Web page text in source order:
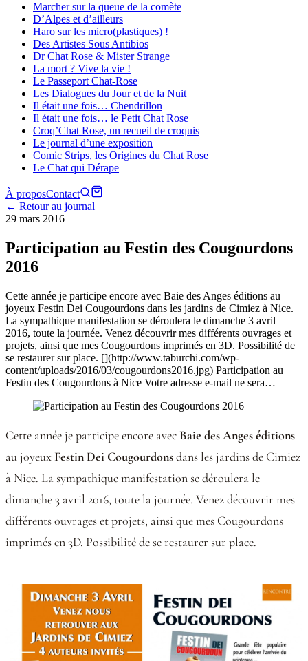
Marcher sur la queue de la comète
D’Alpes et d’ailleurs
Haro sur les micro(plastiques) !
Des Artistes Sous Antibios
Dr Chat Rose & Mister Strange
La mort ? Vive la vie !
Le Passeport Chat-Rose
Les Dialogues du Jour et de la Nuit
Il était une fois… Chendrillon
Il était une fois… le Petit Chat Rose
Croq’Chat Rose, un recueil de croquis
Le journal d’une exposition
Comic Strips, les Origines du Chat Rose
Le Chat qui Dérape
À proposContact
← Retour au journal
29 mars 2016
Participation au Festin des Cougourdons
2016
Cette année je participe encore avec Baie des Anges éditions au
joyeux Festin Dei Cougourdons dans les jardins de Cimiez à Nice.
La sympathique manifestation se déroulera le dimanche 3 avril
2016, toute la journée. Venez découvrir mes différents ouvrages et
projets, ainsi que mes Cougourdons imprimés en 3D. Possibilité de
se restaurer sur place. [](http://www.taburchi.com/wp-
content/uploads/2016/03/cougourdons2016.jpg) Participation au
Festin des Cougourdons à Nice Votre adresse e-mail ne sera…
Cette année je participe encore avec Baie des Anges éditions
au joyeux Festin Dei Cougourdonsdans les jardins de Cimiez
à Nice. La sympathique manifestation se déroulera le
dimanche 3 avril 2016, toute la journée. Venez découvrir mes
différents ouvrages et projets, ainsi que mes Cougourdons
imprimés en 3D. Possibilité de se restaurer sur place.